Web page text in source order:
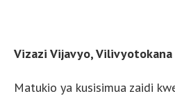
Vizazi Vijavyo, Vilivyotokana
Matukio ya kusisimua zaidi